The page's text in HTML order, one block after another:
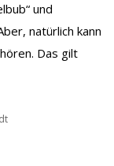
und
natürlich kann
Das gilt